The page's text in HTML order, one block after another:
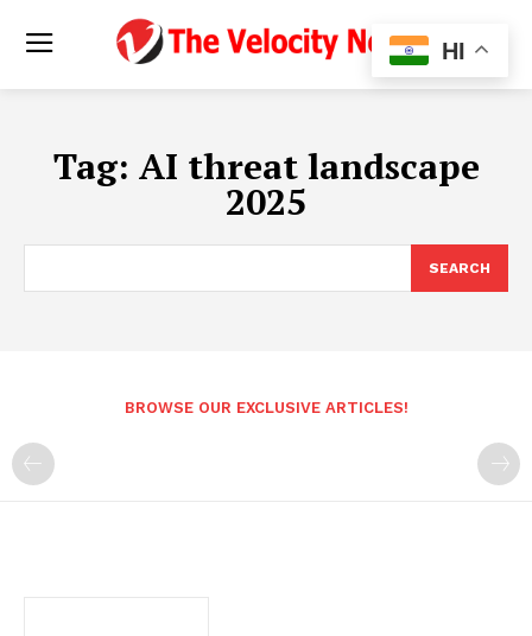
Tag: AI threat landscape
2025
SEARCH
BROWSE OUR EXCLUSIVE ARTICLES!
HI